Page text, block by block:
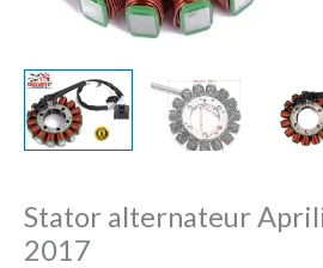
Stator alternateur
2017